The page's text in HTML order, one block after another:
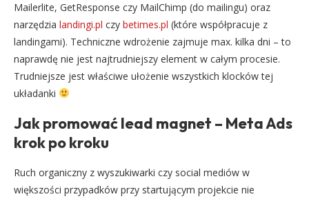
Mailerlite, GetResponse czy MailChimp (do mailingu) oraz
narzędzia landingi.pl czy betimes.pl (które współpracuje z
landingami). Techniczne wdrożenie zajmuje max. kilka dni – to
naprawdę nie jest najtrudniejszy element w całym procesie.
Trudniejsze jest właściwe ułożenie wszystkich klocków tej
układanki
Jak promować lead magnet – Meta Ads
krok po kroku
Ruch organiczny z wyszukiwarki czy social mediów w
większości przypadków przy startującym projekcie nie